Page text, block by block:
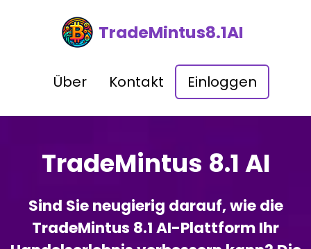
TradeMintus8.1AI
Über Kontakt Einloggen
TradeMintus 8.1 AI
Sind Sie neugierig darauf, wie die
TradeMintus 8.1 AI-Plattform Ihr